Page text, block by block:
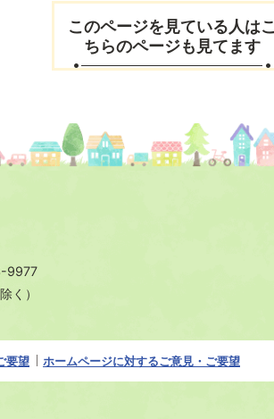
このページを見ている人はこ
ちらのページも見てます
9977
く）
要望 ホームページに対するご意見・ご要望